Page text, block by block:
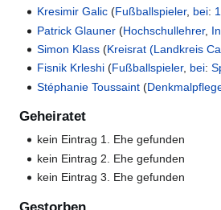
Kresimir Galic (Fußballspieler, bei:
Patrick Glauner (Hochschullehrer,
Simon Klass (Kreisrat (Landkreis
Fisnik Krleshi (Fußballspieler, bei:
Stéphanie Toussaint (
Geheiratet
kein Eintrag 1. Ehe gefunden
kein Eintrag 2. Ehe gefunden
kein Eintrag 3. Ehe gefunden
Gestorben